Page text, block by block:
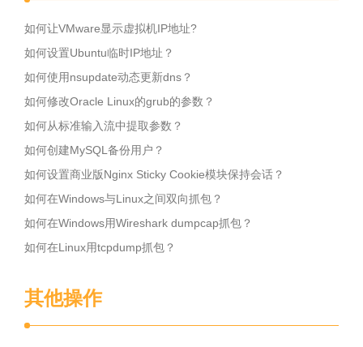
如何让VMware显示虚拟机IP地址?
如何设置Ubuntu临时IP地址？
如何使用nsupdate动态更新dns？
如何修改Oracle Linux的grub的参数？
如何从标准输入流中提取参数？
如何创建MySQL备份用户？
如何设置商业版Nginx Sticky Cookie模块保持会话？
如何在Windows与Linux之间双向抓包？
如何在Windows用Wireshark dumpcap抓包？
如何在Linux用tcpdump抓包？
其他操作